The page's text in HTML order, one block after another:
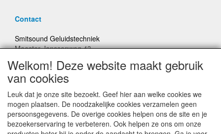
Contact
Smitsound Geluidstechniek
Meester Janssenweg 43
E-mail: info@smitsound.nl
Telefoon: +31-(0)6-22256322
Bestellingen binnen Nederland, ongeacht gewicht, verstuurd
voor € 6,95
Welkom! Deze website maakt gebruik
van cookies
Leuk dat je onze site bezoekt. Geef hier aan welke cookies we
mogen plaatsen. De noodzakelijke cookies verzamelen geen
persoonsgegevens. De overige cookies helpen ons de site en je
bezoekerservaring te verbeteren. Ook helpen ze ons om onze